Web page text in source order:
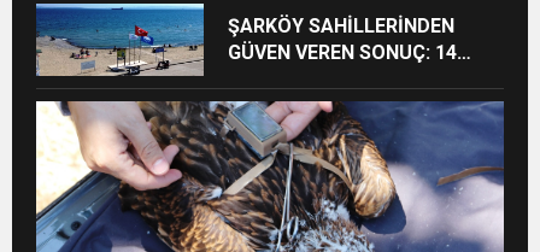
ŞARKÖY SAHİLLERİNDEN
GÜVEN VEREN SONUÇ: 14
UYGUN